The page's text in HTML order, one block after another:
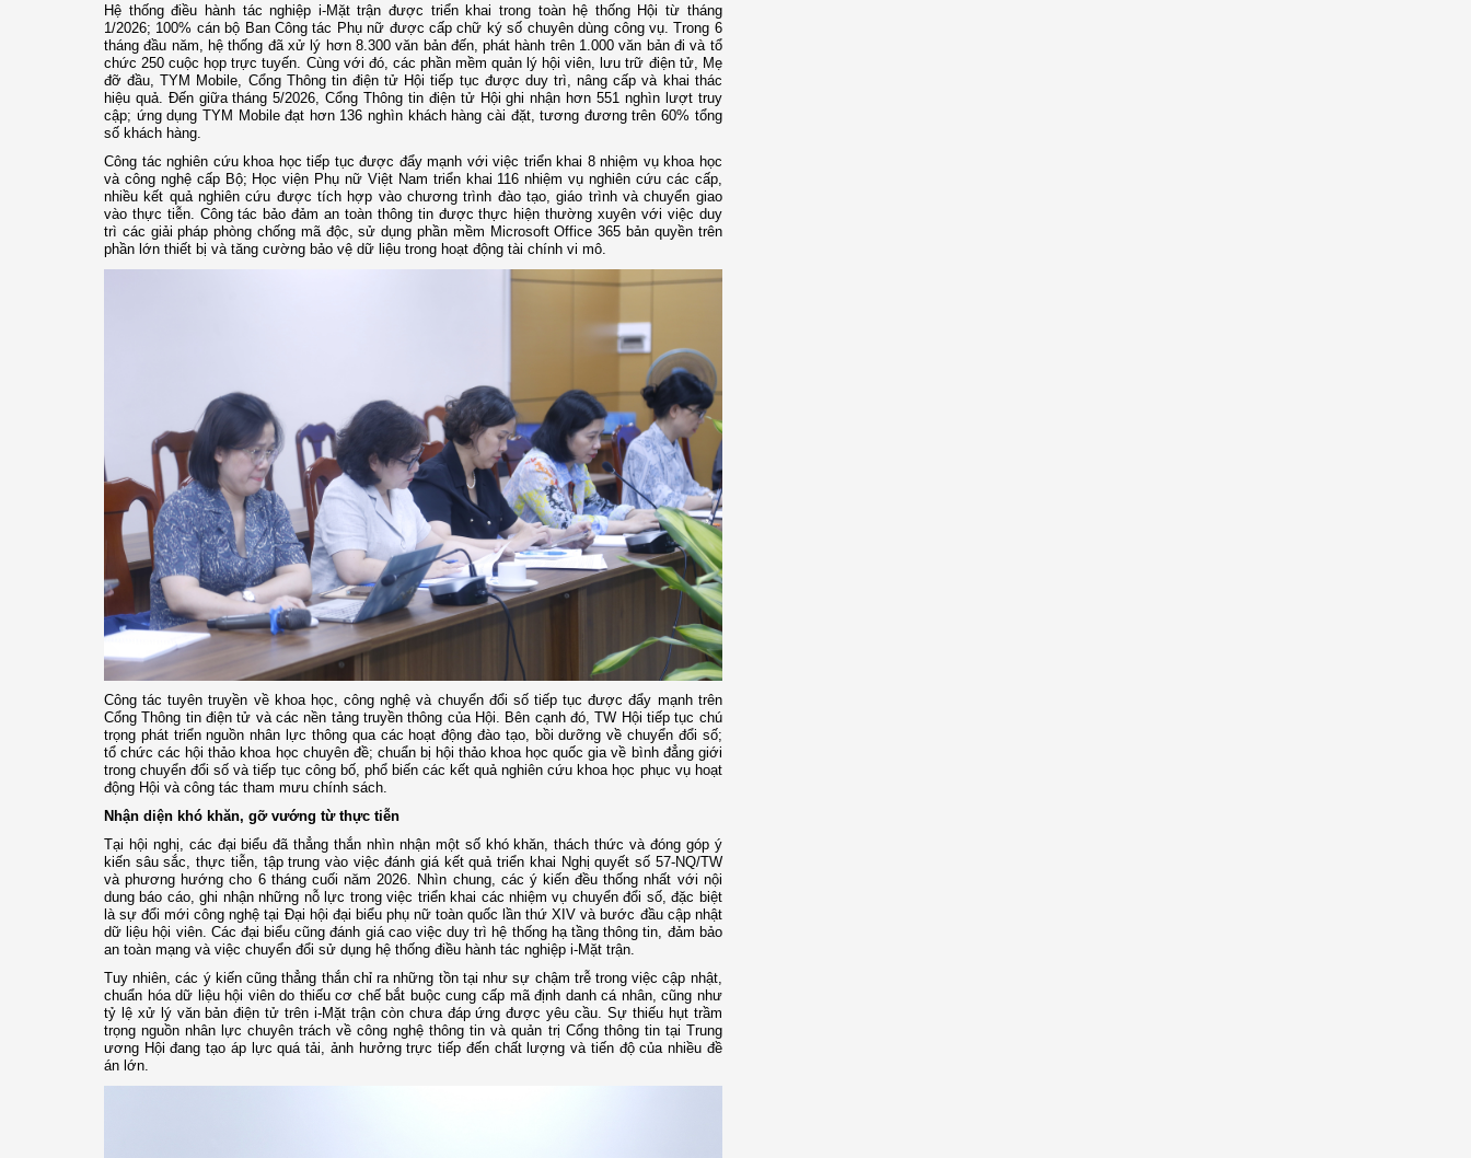
Hệ thống điều hành tác nghiệp i-Mặt trận được triển khai trong toàn hệ thống Hội từ tháng
1/2026; 100% cán bộ Ban Công tác Phụ nữ được cấp chữ ký số chuyên dùng công vụ. Trong 6
tháng đầu năm, hệ thống đã xử lý hơn 8.300 văn bản đến, phát hành trên 1.000 văn bản đi và tổ
chức 250 cuộc họp trực tuyến. Cùng với đó, các phần mềm quản lý hội viên, lưu trữ điện tử, Mẹ
đỡ đầu, TYM Mobile, Cổng Thông tin điện tử Hội tiếp tục được duy trì, nâng cấp và khai thác
hiệu quả. Đến giữa tháng 5/2026, Cổng Thông tin điện tử Hội ghi nhận hơn 551 nghìn lượt truy
cập; ứng dụng TYM Mobile đạt hơn 136 nghìn khách hàng cài đặt, tương đương trên 60% tổng
số khách hàng.
Công tác nghiên cứu khoa học tiếp tục được đẩy mạnh với việc triển khai 8 nhiệm vụ khoa học
và công nghệ cấp Bộ; Học viện Phụ nữ Việt Nam triển khai 116 nhiệm vụ nghiên cứu các cấp,
nhiều kết quả nghiên cứu được tích hợp vào chương trình đào tạo, giáo trình và chuyển giao
vào thực tiễn. Công tác bảo đảm an toàn thông tin được thực hiện thường xuyên với việc duy
trì các giải pháp phòng chống mã độc, sử dụng phần mềm Microsoft Office 365 bản quyền trên
phần lớn thiết bị và tăng cường bảo vệ dữ liệu trong hoạt động tài chính vi mô.
Công tác tuyên truyền về khoa học, công nghệ và chuyển đổi số tiếp tục được đẩy mạnh trên
Cổng Thông tin điện tử và các nền tảng truyền thông của Hội. Bên cạnh đó, TW Hội tiếp tục chú
trọng phát triển nguồn nhân lực thông qua các hoạt động đào tạo, bồi dưỡng về chuyển đổi số;
tổ chức các hội thảo khoa học chuyên đề; chuẩn bị hội thảo khoa học quốc gia về bình đẳng giới
trong chuyển đổi số và tiếp tục công bố, phổ biến các kết quả nghiên cứu khoa học phục vụ hoạt
động Hội và công tác tham mưu chính sách.
Nhận diện khó khăn, gỡ vướng từ thực tiễn
Tại hội nghị, các đại biểu đã thẳng thắn nhìn nhận một số khó khăn, thách thức và đóng góp ý
kiến sâu sắc, thực tiễn, tập trung vào việc đánh giá kết quả triển khai Nghị quyết số 57-NQ/TW
và phương hướng cho 6 tháng cuối năm 2026. Nhìn chung, các ý kiến đều thống nhất với nội
dung báo cáo, ghi nhận những nỗ lực trong việc triển khai các nhiệm vụ chuyển đổi số, đặc biệt
là sự đổi mới công nghệ tại Đại hội đại biểu phụ nữ toàn quốc lần thứ XIV và bước đầu cập nhật
dữ liệu hội viên. Các đại biểu cũng đánh giá cao việc duy trì hệ thống hạ tầng thông tin, đảm bảo
an toàn mạng và việc chuyển đổi sử dụng hệ thống điều hành tác nghiệp i-Mặt trận.
Tuy nhiên, các ý kiến cũng thẳng thắn chỉ ra những tồn tại như sự chậm trễ trong việc cập nhật,
chuẩn hóa dữ liệu hội viên do thiếu cơ chế bắt buộc cung cấp mã định danh cá nhân, cũng như
tỷ lệ xử lý văn bản điện tử trên i-Mặt trận còn chưa đáp ứng được yêu cầu. Sự thiếu hụt trầm
trọng nguồn nhân lực chuyên trách về công nghệ thông tin và quản trị Cổng thông tin tại Trung
ương Hội đang tạo áp lực quá tải, ảnh hưởng trực tiếp đến chất lượng và tiến độ của nhiều đề
án lớn.